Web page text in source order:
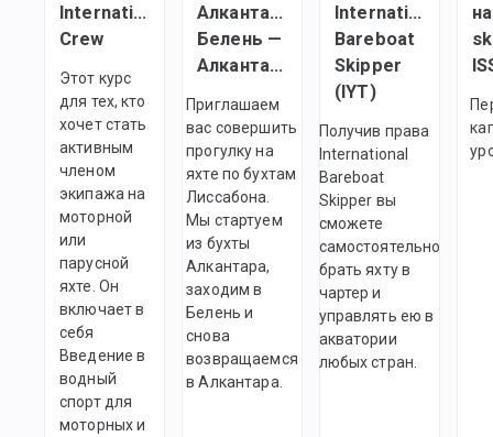
International
Crew
Этот курс
для тех, кто
хочет стать
активным
членом
экипажа на
моторной
или
парусной
яхте. Он
включает в
себя
Введение в
водный
спорт для
моторных и
Алкантара —
Белень —
Алкантара
Приглашаем
вас совершить
прогулку на
яхте по бухтам
Лиссабона.
Мы стартуем
из бухты
Алкантара,
заходим в
Белень и
снова
возвращаемся
в Алкантара.
International
Bareboat
Skipper
(IYT)
Получив права
International
Bareboat
Skipper вы
сможете
самостоятельно
брать яхту в
чартер и
управлять ею в
акватории
любых стран.